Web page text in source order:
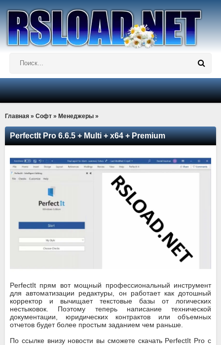
Главная » Софт » Менеджеры »
PerfectIt Pro 6.6.5 + Multi + x64 + Premium
PerfectIt прям вот мощный профессиональный инструмент
для автоматизации редактуры, он работает как дотошный
корректор и вычищает текстовые базы от логических
нестыковок. Поэтому теперь написание технической
документации, юридических контрактов или объемных
отчетов будет более простым заданием чем раньше.
По ссылке внизу новости вы сможете скачать PerfectIt Pro с